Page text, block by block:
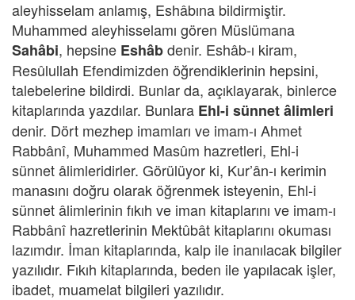
aleyhisselam anlamış, Eshâbına bildirmiştir.
Muhammed aleyhisselamı gören Müslümana
Sahâbi, hepsine Eshâbdenir. Eshâb-ı kiram,
Resûlullah Efendimizden öğrendiklerinin hepsini,
talebelerine bildirdi. Bunlar da, açıklayarak, binlerce
kitaplarında yazdılar. Bunlara Ehl-i sünnet âlimleri
denir. Dört mezhep imamları ve imam-ı Ahmet
Rabbânî, Muhammed Masûm hazretleri, Ehl-i
sünnet âlimleridirler. Görülüyor ki, Kur’ân-ı kerimin
manasını doğru olarak öğrenmek isteyenin, Ehl-i
sünnet âlimlerinin fıkıh ve iman kitaplarını ve imam-ı
Rabbânî hazretlerinin Mektûbât kitaplarını okuması
lazımdır. İman kitaplarında, kalp ile inanılacak bilgiler
yazılıdır. Fıkıh kitaplarında, beden ile yapılacak işler,
ibadet, muamelat bilgileri yazılıdır.